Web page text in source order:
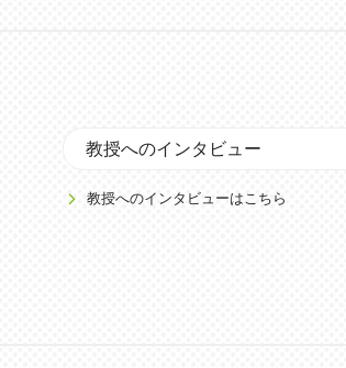
教授へのインタビュー
教授へのインタビューはこちら